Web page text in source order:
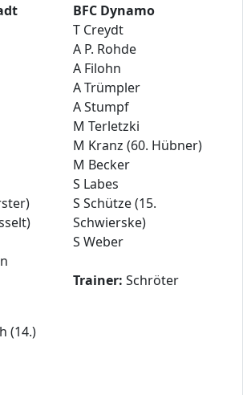
BFC Dynamo
T Creydt
A P. Rohde
A Filohn
A Trümpler
A Stumpf
M Terletzki
M Kranz (60. Hübner)
M Becker
S Labes
S Schütze (15.
Schwierske)
S Weber
Trainer: Schröter
(14.)